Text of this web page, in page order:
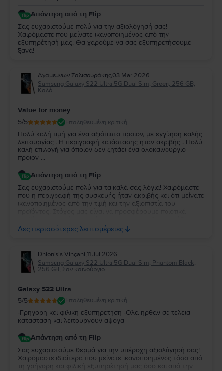
Απάντηση από τη Flip
Σας ευχαριστούμε πολύ για την αξιολόγησή σας!
Χαιρόμαστε που μείνατε ικανοποιημένος από την
εξυπηρέτησή μας. Θα χαρούμε να σας εξυπηρετήσουμε
ξανά!
Αγαμεμνων Σαλισουράκης,03 Mar 2026
Samsung Galaxy S22 Ultra 5G Dual Sim, Green, 256 GB,
Καλό
Value for money
5/5 Επαληθευμένη κριτική
Πολύ καλή τιμή για ένα αξιόπιστο προιον, με εγγύηση καλής
λειτουργίας . Η περιγραφή κατάστασης ηταν ακριβής . Πολύ
καλή επιλογή για όποιον δεν ζητάει ένα ολοκαινουργιο
προιον ...
Απάντηση από τη Flip
Σας ευχαριστούμε πολύ για τα καλά σας λόγια! Χαιρόμαστε
που η περιγραφή της συσκευής ήταν ακριβής και ότι μείνατε
ικανοποιημένος από την τιμή και την αξιοπιστία του
ένα ολοκαίνουργιο προϊόν. Χαιρόμαστε που η επιλογή σας
ήταν επιτυχημένη!
Δες περισσότερες λεπτομέρειες
Dhionisis Vinçani,11 Jul 2026
Samsung Galaxy S22 Ultra 5G Dual Sim, Phantom Black,
256 GB, Σαν καινούργιο
Galaxy S22 Ultra
5/5 Επαληθευμένη κριτική
-Γρηγορη και φιλικη εξυπηρετηση -Ολα ηρθαν σε τελεια
κατασταση και λειτουργουν αψογα
Απάντηση από τη Flip
Σας ευχαριστούμε θερμά για την υπέροχη αξιολόγησή σας!
Χαιρόμαστε ιδιαίτερα που μείνατε ικανοποιημένος τόσο από
τη γρήγορη και φιλική εξυπηρέτησή μας όσο και από την